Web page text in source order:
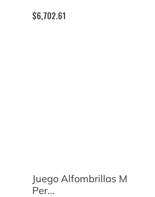
$6,702.61
Juego Alfombrillas M
Per...